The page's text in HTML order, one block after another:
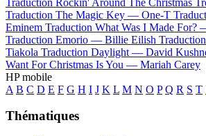
Traduction The Magic Key — One-T
Eminem Traduction What Was I Made For?
Traduction Emorio — Billie Eilish
Tiakola Traduction Daylight — David
Want For Christmas Is You — Mariah Carey
HP mobile
A B C D E F G H I J K L M N O P Q R S T
Thématiques